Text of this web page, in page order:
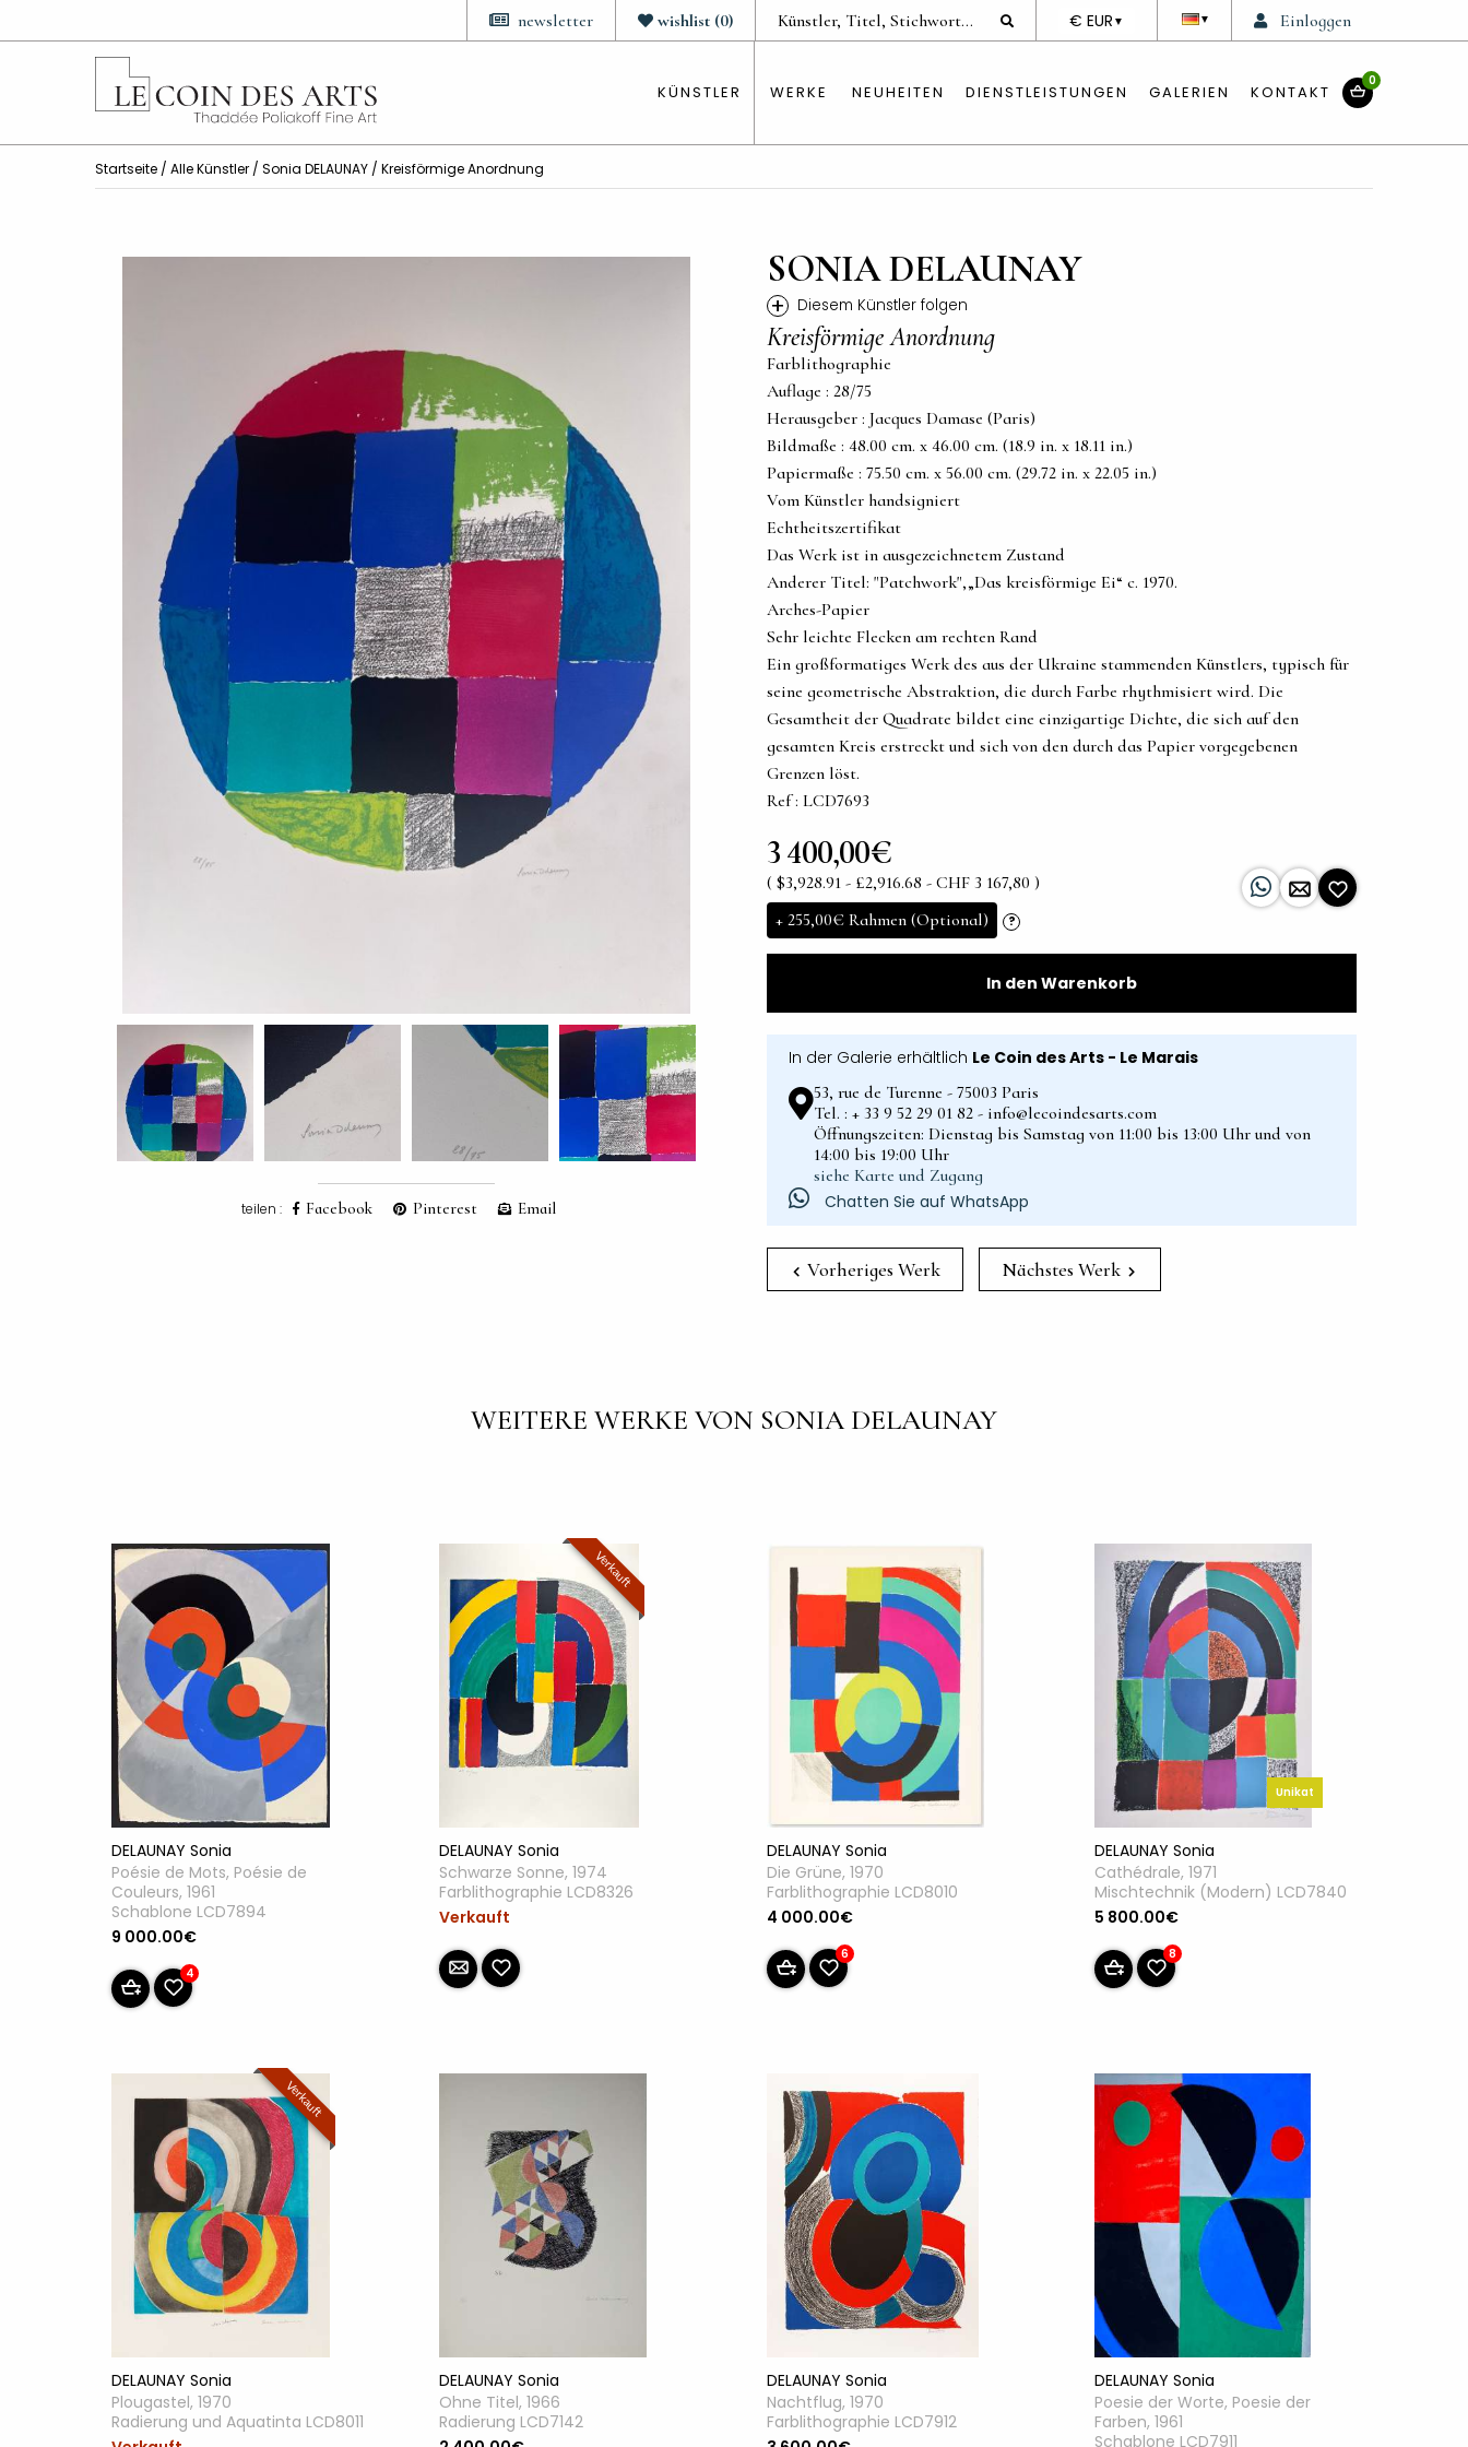
Einloggen
▼
DEVISE
€ EUR ▼
wishlist (0)
newsletter
KÜNSTLER WERKE NEUHEITEN DIENSTLEISTUNGEN GALERIEN KONTAKT
0
Startseite / Alle Künstler / Sonia DELAUNAY / Kreisförmige Anordnung
teilen : Facebook Pinterest Email
SONIA DELAUNAY
+ Diesem Künstler folgen
Kreisförmige Anordnung
Farblithographie
Auflage : 28/75
Herausgeber : Jacques Damase (Paris)
Bildmaße : 48.00 cm. x 46.00 cm. (18.9 in. x 18.11 in.)
Papiermaße : 75.50 cm. x 56.00 cm. (29.72 in. x 22.05 in.)
Vom Künstler handsigniert
Echtheitszertifikat
Das Werk ist in ausgezeichnetem Zustand
Anderer Titel: "Patchwork",„Das kreisförmige Ei“ c. 1970.
Arches-Papier
Sehr leichte Flecken am rechten Rand
Ein großformatiges Werk des aus der Ukraine stammenden Künstlers, typisch für
seine geometrische Abstraktion, die durch Farbe rhythmisiert wird. Die
Gesamtheit der Quadrate bildet eine einzigartige Dichte, die sich auf den
gesamten Kreis erstreckt und sich von den durch das Papier vorgegebenen
Grenzen löst.
Ref : LCD7693
3 400,00€
( $3,928.91 - £2,916.68 - CHF 3 167,80 )
+ 255,00€ Rahmen (Optional) ?
In den Warenkorb
In der Galerie erhältlich Le Coin des Arts - Le Marais
53, rue de Turenne - 75003 Paris
Tel. : + 33 9 52 29 01 82 - info@lecoindesarts.com
Öffnungszeiten: Dienstag bis Samstag von 11:00 bis 13:00 Uhr und von
14:00 bis 19:00 Uhr
siehe Karte und Zugang
Chatten Sie auf WhatsApp
Vorheriges Werk Nächstes Werk
WEITERE WERKE VON SONIA DELAUNAY
DELAUNAY Sonia
Poésie de Mots, Poésie de
Couleurs, 1961
Schablone LCD7894
9 000.00€
4
Verkauft
DELAUNAY Sonia
Schwarze Sonne, 1974
Farblithographie LCD8326
Verkauft
DELAUNAY Sonia
Die Grüne, 1970
Farblithographie LCD8010
4 000.00€
6
Unikat
DELAUNAY Sonia
Cathédrale, 1971
Mischtechnik (Modern) LCD7840
5 800.00€
8
Verkauft
DELAUNAY Sonia
Plougastel, 1970
Radierung und Aquatinta LCD8011
DELAUNAY Sonia
Ohne Titel, 1966
Radierung LCD7142
DELAUNAY Sonia
Nachtflug, 1970
Farblithographie LCD7912
DELAUNAY Sonia
Poesie der Worte, Poesie der
Farben, 1961
Schablone LCD7911